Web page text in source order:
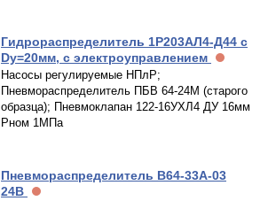
Гидрораспределитель 1Р203АЛ4-Д44 с
Dy=20мм, с электроуправлением
Насосы регулируемые НПлР;
Пневмораспределитель ПБВ 64-24М (старого
образца); Пневмоклапан 122-16УХЛ4 ДУ 16мм
Рном 1МПа
Пневмораспределитель В64-33А-03
24В